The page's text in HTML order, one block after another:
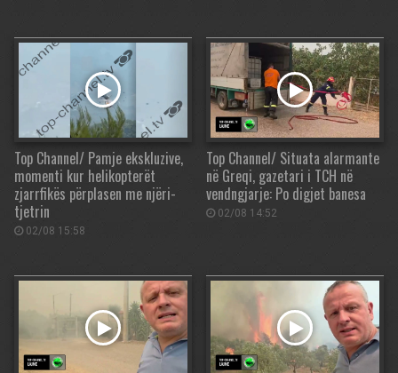
Top Channel/ Pamje ekskluzive,
momenti kur helikopterët
zjarrfikës përplasen me njëri-
tjetrin
02/08 15:58
Top Channel/ Situata alarmante
në Greqi, gazetari i TCH në
vendngjarje: Po digjet banesa
02/08 14:52